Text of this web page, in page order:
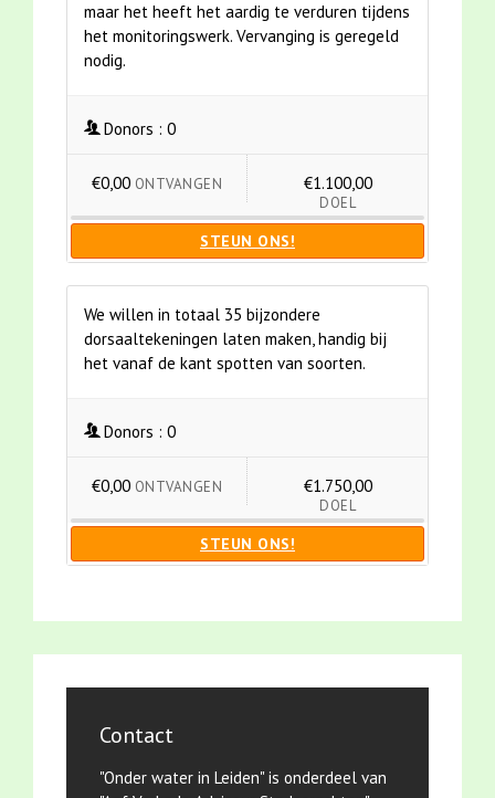
maar het heeft het aardig te verduren tijdens
het monitoringswerk. Vervanging is geregeld
nodig.
Donors : 0
€0,00 ONTVANGEN €1.100,00
DOEL
STEUN ONS!
We willen in totaal 35 bijzondere
dorsaaltekeningen laten maken, handig bij
het vanaf de kant spotten van soorten.
Donors : 0
€0,00 ONTVANGEN €1.750,00
DOEL
STEUN ONS!
Contact
"Onder water in Leiden" is onderdeel van